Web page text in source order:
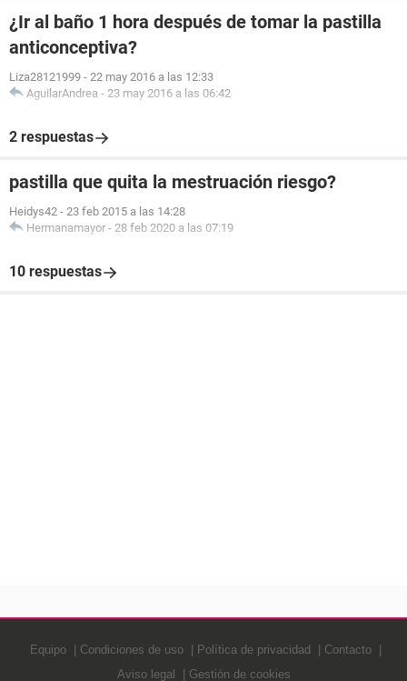
¿Ir al baño 1 hora después de tomar la pastilla
anticonceptiva?
Liza28121999 - 22 may 2016 a las 12:33
AguilarAndrea - 23 may 2016 a las 06:42
2 respuestas
pastilla que quita la mestruación riesgo?
Heidys42 - 23 feb 2015 a las 14:28
Hermanamayor - 28 feb 2020 a las 07:19
10 respuestas
Equipo Condiciones de uso Política de privacidad
Contacto
Aviso legal
Gestión de cookies